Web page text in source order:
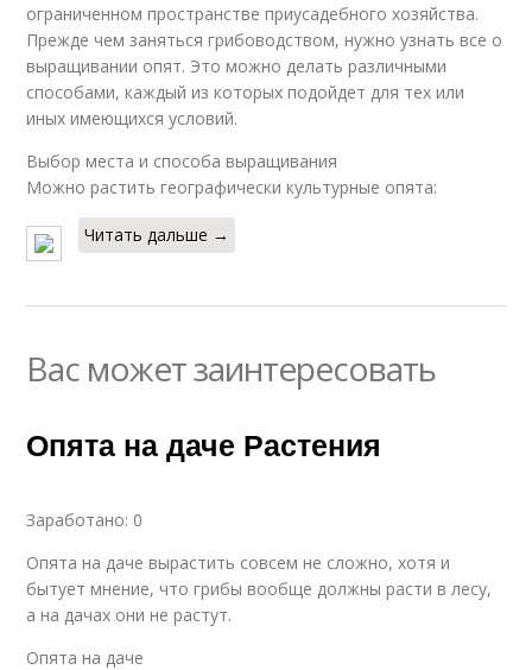
ограниченном пространстве приусадебного хозяйства.
Прежде чем заняться грибоводством, нужно узнать все о
выращивании опят. Это можно делать различными
способами, каждый из которых подойдет для тех или
иных имеющихся условий.
Выбор места и способа выращивания
Можно растить географически культурные опята:
Читать дальше →
Вас может заинтересовать
Опята на даче Растения
Заработано: 0
Опята на даче вырастить совсем не сложно, хотя и
бытует мнение, что грибы вообще должны расти в лесу,
а на дачах они не растут.
Опята на даче